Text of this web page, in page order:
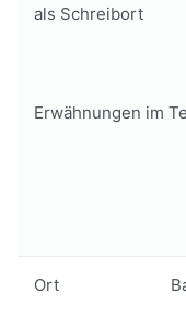
als Schreibort
Erwähnungen im
Ort